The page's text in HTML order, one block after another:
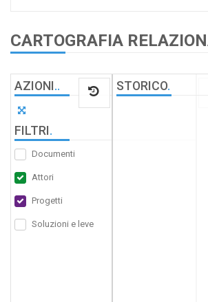
CARTOGRAFIA
AZIONI..
FILTRI.
Documenti
Attori
Progetti
Soluzioni e leve
STORICO.